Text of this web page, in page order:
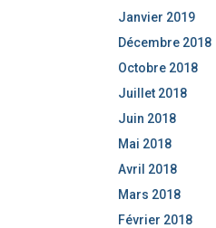
Janvier 2019
Décembre 2018
Octobre 2018
Juillet 2018
Juin 2018
Mai 2018
Avril 2018
Mars 2018
Février 2018